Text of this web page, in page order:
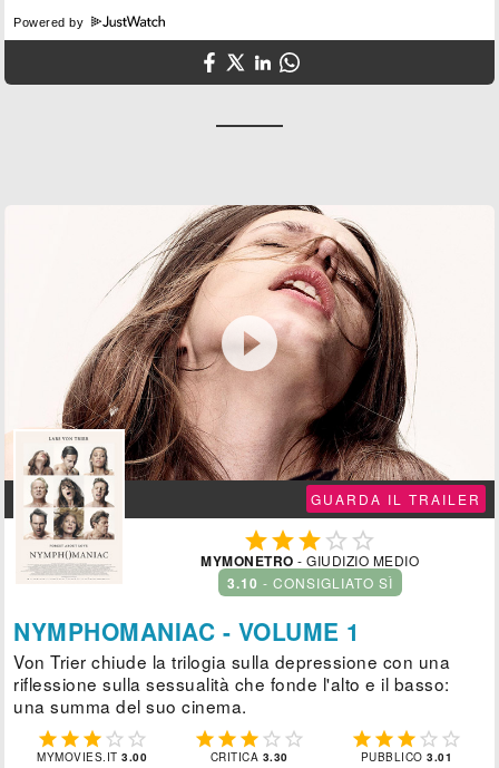
Powered by

GUARDA IL TRAILER
  
MYMONETRO - GIUDIZIO MEDIO
3.10 - CONSIGLIATO SÌ
NYMPHOMANIAC - VOLUME 1
Von Trier chiude la trilogia sulla depressione con una
riflessione sulla sessualità che fonde l'alto e il basso:
una summa del suo cinema.
    
MYMOVIES.IT3.00
    
CRITICA 3.30
    
PUBBLICO3.01